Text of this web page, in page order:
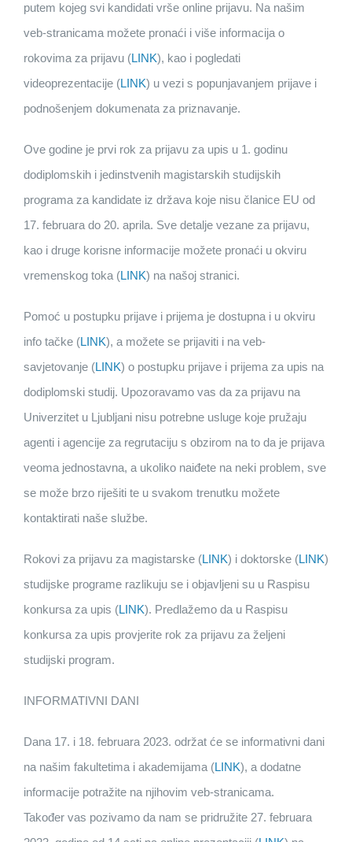
putem kojeg svi kandidati vrše online prijavu. Na našim
veb-stranicama možete pronaći i više informacija o
rokovima za prijavu (LINK), kao i pogledati
videoprezentacije (LINK) u vezi s popunjavanjem prijave i
podnošenjem dokumenata za priznavanje.
Ove godine je prvi rok za prijavu za upis u 1. godinu
dodiplomskih i jedinstvenih magistarskih studijskih
programa za kandidate iz država koje nisu članice EU od
17. februara do 20. aprila. Sve detalje vezane za prijavu,
kao i druge korisne informacije možete pronaći u okviru
vremenskog toka (LINK) na našoj stranici.
Pomoć u postupku prijave i prijema je dostupna i u okviru
info tačke (LINK), a možete se prijaviti i na veb-
savjetovanje (LINK) o postupku prijave i prijema za upis na
dodiplomski studij. Upozoravamo vas da za prijavu na
Univerzitet u Ljubljani nisu potrebne usluge koje pružaju
agenti i agencije za regrutaciju s obzirom na to da je prijava
veoma jednostavna, a ukoliko naiđete na neki problem, sve
se može brzo riješiti te u svakom trenutku možete
kontaktirati naše službe.
Rokovi za prijavu za magistarske (LINK) i doktorske (LINK)
studijske programe razlikuju se i objavljeni su u Raspisu
konkursa za upis (LINK). Predlažemo da u Raspisu
konkursa za upis provjerite rok za prijavu za željeni
studijski program.
INFORMATIVNI DANI
Dana 17. i 18. februara 2023. održat će se informativni dani
na našim fakultetima i akademijama (LINK), a dodatne
informacije potražite na njihovim veb-stranicama.
Također vas pozivamo da nam se pridružite 27. februara